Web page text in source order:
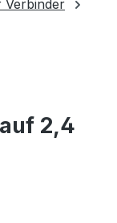
Verbinder
2,4